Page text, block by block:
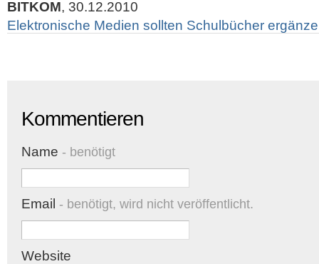
BITKOM, 30.12.2010
Elektronische Medien sollten Schulbücher
Kommentieren
Name - benötigt
Email - benötigt, wird nicht veröffentlicht.
Website